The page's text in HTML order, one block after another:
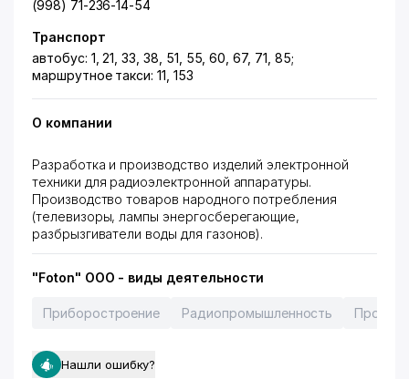
(998) 71-236-14-54
Транспорт
автобус: 1, 21, 33, 38, 51, 55, 60, 67, 71, 85;
маршрутное такси: 11, 153
О компании
Разработка и производство изделий электронной
техники для радиоэлектронной аппаратуры.
Производство товаров народного потребления
(телевизоры, лампы энергосберегающие,
разбрызгиватели воды для газонов).
"Foton" ООО - виды деятельности
Приборостроение Радиопромышленность
Нашли ошибку?